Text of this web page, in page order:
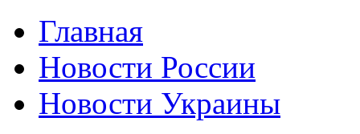
Главная
Новости России
Новости Украины